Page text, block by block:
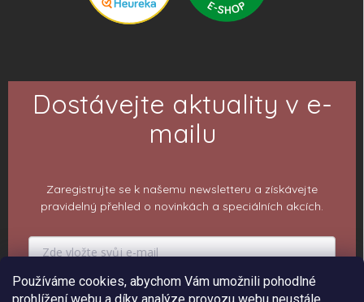
Používáme cookies, abychom Vám umožnili pohodlné
Dostávejte aktuality v e-
mailu
Zaregistrujte se k našemu newsletteru a získávejte
pravidelný přehled o novinkách a speciálních akcích.
PŘIHLÁSIT K ODBĚRU